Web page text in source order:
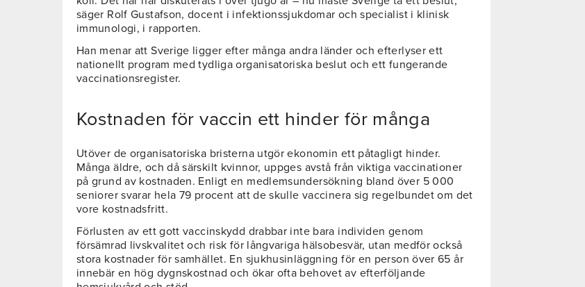
säger Rolf Gustafson, docent i infektionssjukdomar och specialist i klinisk
immunologi, i rapporten.
Han menar att Sverige ligger efter många andra länder och efterlyser ett
nationellt program med tydliga organisatoriska beslut och ett fungerande
vaccinationsregister.
Kostnaden för vaccin ett hinder för många
Utöver de organisatoriska bristerna utgör ekonomin ett påtagligt hinder.
Många äldre, och då särskilt kvinnor, uppges avstå från viktiga vaccinationer
på grund av kostnaden. Enligt en medlemsundersökning bland över 5 000
seniorer svarar hela 79 procent att de skulle vaccinera sig regelbundet om det
vore kostnadsfritt.
Förlusten av ett gott vaccinskydd drabbar inte bara individen genom
försämrad livskvalitet och risk för långvariga hälsobesvär, utan medför också
stora kostnader för samhället. En sjukhusinläggning för en person över 65 år
innebär en hög dygnskostnad och ökar ofta behovet av efterföljande